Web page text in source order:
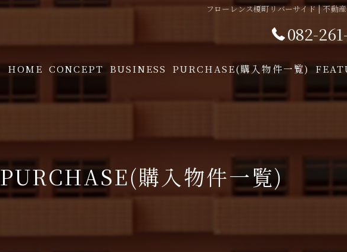
フローレンス榎町リバーサイド | 不動
082-
HOME CONCEPT BUSINESS PURCHASE(購入物件一覧)
相続
収益
PURCHASE(購入物件一覧)